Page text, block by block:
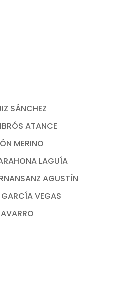
SÁNCHEZ
ATANCE
MERINO
LAGUÍA
AGUSTÍN
VEGAS